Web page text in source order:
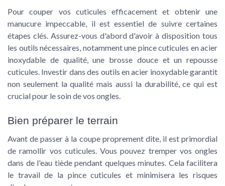
Pour couper vos cuticules efficacement et obtenir une
manucure impeccable, il est essentiel de suivre certaines
étapes clés. Assurez-vous d'abord d'avoir à disposition tous
les outils nécessaires, notamment une pince cuticules enacier
inoxydable de qualité, une brosse douce et un repousse
cuticules. Investir dans des outils enacier inoxydablegarantit
non seulement laqualité mais aussi la durabilité, ce qui est
crucial pour le soin de vos ongles.
Bien préparer le terrain
Avant de passer à la coupe proprement dite, il est primordial
de ramollir vos cuticules. Vous pouvez tremper vos ongles
dans de l'eau tiède pendant quelques minutes. Cela facilitera
le travail de la pince cuticules et minimisera les risques